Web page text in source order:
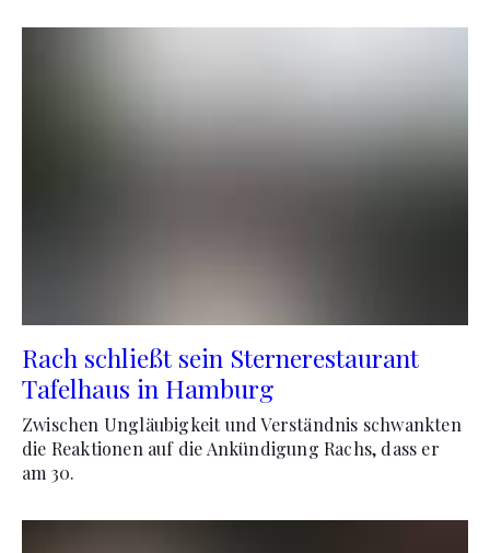
Rach schließt sein Sternerestaurant
Tafelhaus in Hamburg
Zwischen Ungläubigkeit und Verständnis schwankten
die Reaktionen auf die Ankündigung Rachs, dass er
am 30.